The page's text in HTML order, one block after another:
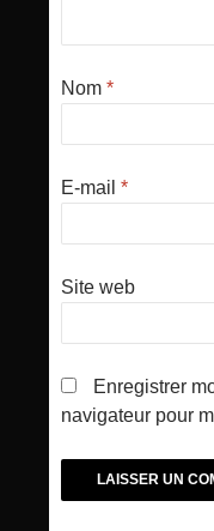
Nom *
E-mail *
Site web
Enregistrer
navigateur pour